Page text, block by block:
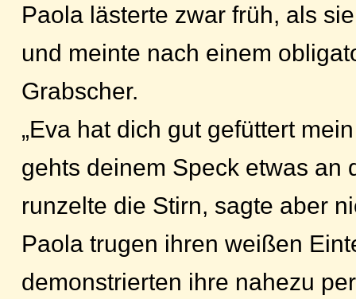
Paola lästerte zwar früh, als
und meinte nach einem
Grabscher.
„Eva hat dich gut gefüttert
gehts deinem Speck etwas an
runzelte die Stirn, sagte aber
Paola trugen ihren weißen
demonstrierten ihre nahezu